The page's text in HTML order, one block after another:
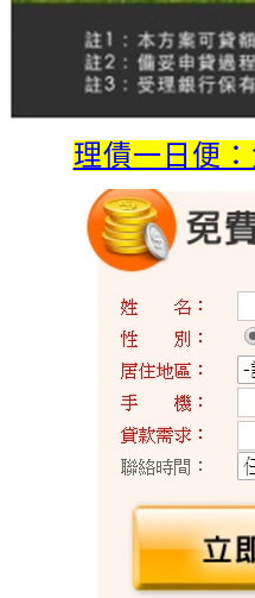
理債一日便